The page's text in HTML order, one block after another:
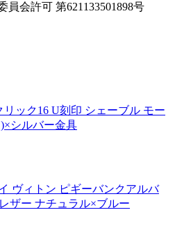
員会許可 第621133501898号
リック16 U刻印 シェーブル モー
シルバー金具
ヴィトン ピギーバンクアルバ
ザー ナチュラル×ブルー